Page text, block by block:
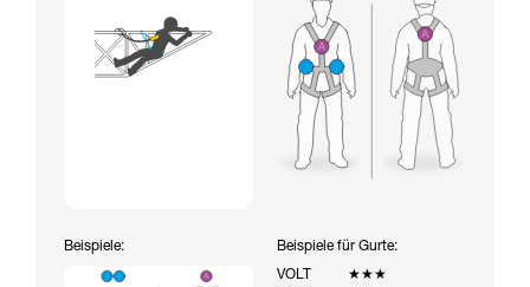
Beispiele:
Beispiele für Gurte:
VOLT
★★★